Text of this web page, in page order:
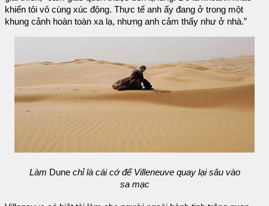
khiến tôi vô cùng xúc động. Thực tế anh ấy đang ở trong một
khung cảnh hoàn toàn xa lạ, nhưng anh cảm thấy như ở nhà.”
Làm Dune chỉ là cái cớ để Villeneuve quay lại sâu vào
sa mạc